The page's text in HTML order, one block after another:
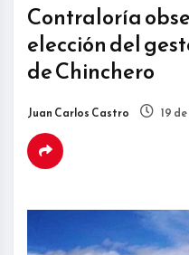
Contraloría
elección del
de Chinchero
Juan Carlos Castro 19